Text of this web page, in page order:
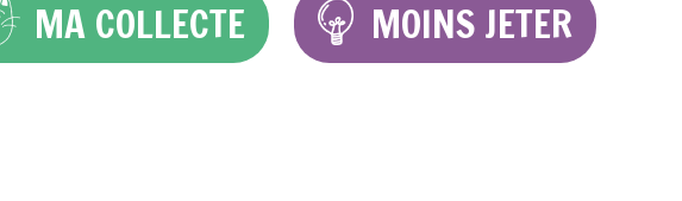
MA COLLECTE MOINS JETER